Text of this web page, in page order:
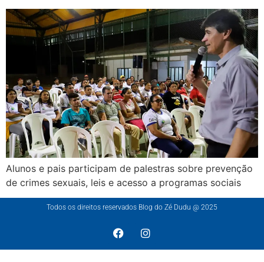
Alunos e pais participam de palestras sobre prevenção
de crimes sexuais, leis e acesso a programas sociais
Todos os direitos reservados Blog do Zé Dudu @ 2025